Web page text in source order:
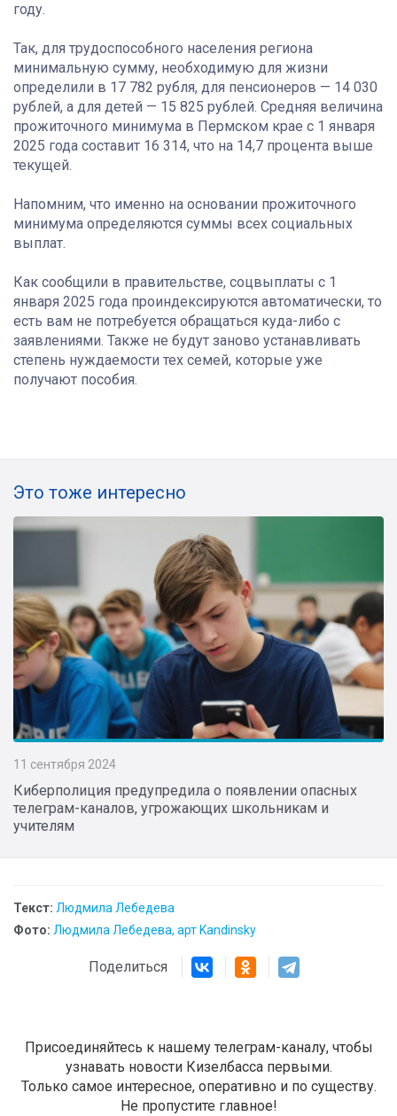
году.
Так, для трудоспособного населения региона
минимальную сумму, необходимую для жизни
определили в 17 782 рубля, для пенсионеров — 14 030
рублей, а для детей — 15 825 рублей. Средняя величина
прожиточного минимума в Пермском крае с 1 января
2025 года составит 16 314, что на 14,7 процента выше
текущей.
Напомним, что именно на основании прожиточного
минимума определяются суммы всех социальных
выплат.
Как сообщили в правительстве, соцвыплаты с 1
января 2025 года проиндексируются автоматически, то
есть вам не потребуется обращаться куда-либо с
заявлениями. Также не будут заново устанавливать
степень нуждаемости тех семей, которые уже
получают пособия.
Это тоже интересно
11 сентября 2024
Киберполиция предупредила о появлении опасных
телеграм-каналов, угрожающих школьникам и
учителям
Текст: Людмила Лебедева
Фото: Людмила Лебедева, арт Kandinsky
Поделиться
Присоединяйтесь к нашему телеграм-каналу, чтобы
узнавать новости Кизелбасса первыми.
Только самое интересное, оперативно и по существу.
Не пропустите главное!